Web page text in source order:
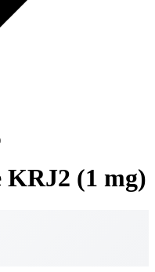
(1 mg)